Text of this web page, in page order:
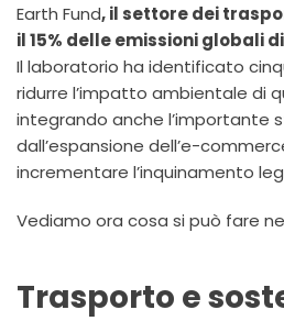
Earth Fund, il settore dei
il 15% delle emissioni globali
Il laboratorio ha identificato
ridurre l’impatto ambientale di
integrando anche l’importante
dall’espansione dell’e-
incrementare l’inquinamento
Vediamo ora cosa si può fare
Trasporto e